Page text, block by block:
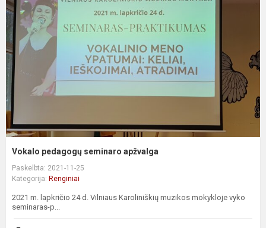
Vokalo pedagogų seminaro apžvalga
Paskelbta: 2021-11-25
Kategorija: Renginiai
2021 m. lapkričio 24 d. Vilniaus Karoliniškių muzikos mokykloje vyko
seminaras-p...